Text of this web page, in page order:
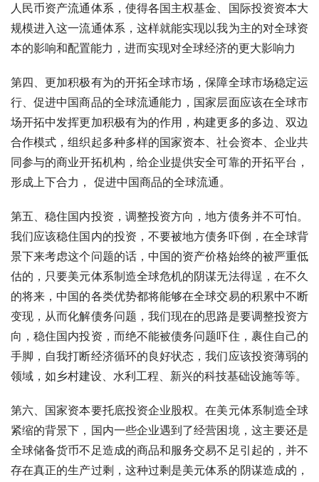
人民币资产流通体系，使得各国主权基金、国际投资资本大
规模进入这一流通体系，这样就能实现以我为主的对全球资
本的影响和配置能力，进而实现对全球经济的更大影响力
第四、更加积极有为的开拓全球市场，保障全球市场稳定运
行、促进中国商品的全球流通能力，国家层面应该在全球市
场开拓中发挥更加积极有为的作用，构建更多的多边、双边
合作模式，组织起多种多样的国家资本、社会资本、企业共
同参与的商业开拓机构，给企业提供安全可靠的开拓平台，
形成上下合力， 促进中国商品的全球流通。
第五、稳住国内投资，调整投资方向，地方债务并不可怕。
我们应该稳住国内的投资，不要被地方债务吓倒，在全球背
景下来考虑这个问题的话，中国的资产价格始终的被严重低
估的，只要美元体系制造全球危机的阴谋无法得逞，在不久
的将来，中国的各类优势都将能够在全球交易的积累中不断
变现，从而化解债务问题，我们现在的思路是要调整投资方
向，稳住国内投资，而绝不能被债务问题吓住，裹住自己的
手脚，自我打断经济循环的良好状态，我们应该投资薄弱的
领域，如乡村建设、水利工程、新兴的科技基础设施等等。
第六、国家资本要托底投资企业股权。在美元体系制造全球
紧缩的背景下，国内一些企业遇到了经营困境，这主要还是
全球储备货币不足造成的商品和服务交易不足引起的，并不
存在真正的生产过剩，这种过剩是美元体系的阴谋造成的，